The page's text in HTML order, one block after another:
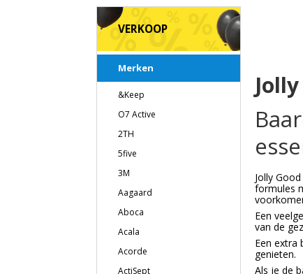
VERKOOP
Merken
&Keep
O7 Active
2TH
5five
3M
Aagaard
Aboca
Acala
Acorde
ActiSept
Jolly
formules
Een
van de
Een extra
genieten.
Als je de